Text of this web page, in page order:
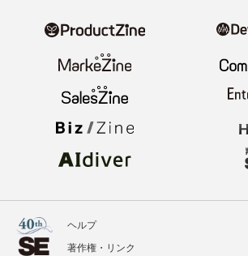
ヘルプ
著作権・リンク